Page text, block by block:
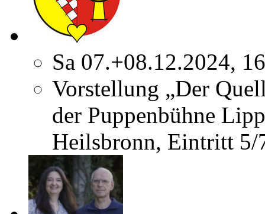
Sa 07.+08.12.2024,
Vorstellung „Der
der Puppenbühne
Heilsbronn, Eintritt 5/